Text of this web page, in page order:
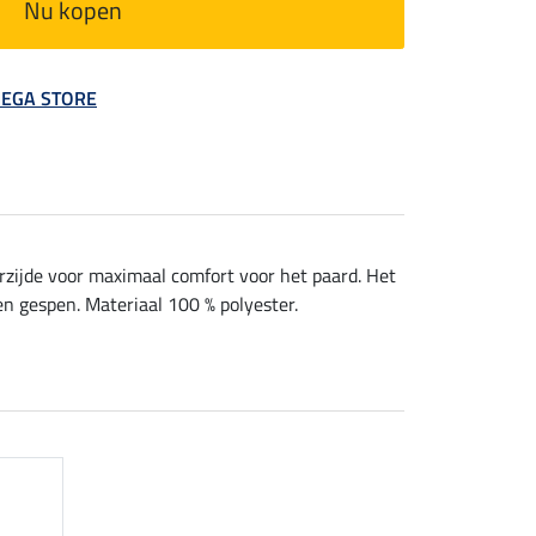
Nu kopen
STORE
voor maximaal comfort voor het paard. Het
gespen. Materiaal 100 % polyester.